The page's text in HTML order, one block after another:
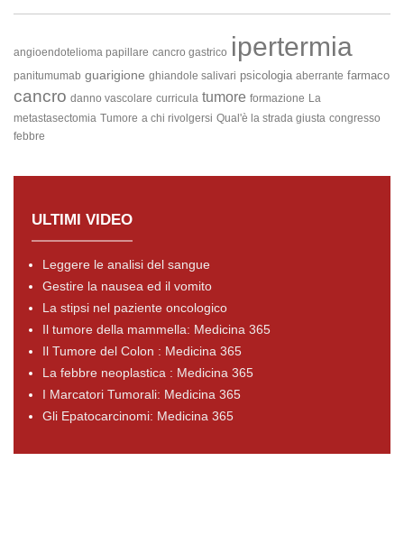
angioendotelioma papillare cancro gastrico ipertermia
panitumumab guarigione ghiandole salivari psicologia aberrante farmaco
cancro danno vascolare curricula tumore formazione La
metastasectomia Tumore a chi rivolgersi Qual'è la strada giusta congresso
febbre
ULTIMI VIDEO
Leggere le analisi del sangue
Gestire la nausea ed il vomito
La stipsi nel paziente oncologico
Il tumore della mammella: Medicina 365
Il Tumore del Colon : Medicina 365
La febbre neoplastica : Medicina 365
I Marcatori Tumorali: Medicina 365
Gli Epatocarcinomi: Medicina 365